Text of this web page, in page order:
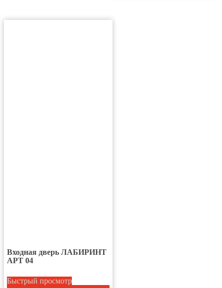
Входная дверь ЛАБИРИНТ
АРТ 04
товар
Быстрый просмотр